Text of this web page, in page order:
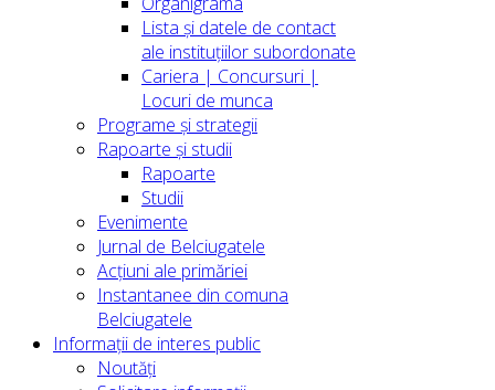
Lista și datele de contact
ale instituțiilor subordonate
Cariera | Concursuri |
Locuri de munca
Programe și strategii
Rapoarte și studii
Rapoarte
Studii
Evenimente
Jurnal de Belciugatele
Acțiuni ale primăriei
Instantanee din comuna
Belciugatele
Informații de interes public
Noutăți